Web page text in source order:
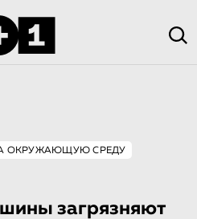
ОКРУЖАЮЩУЮ СРЕДУ
загрязняют